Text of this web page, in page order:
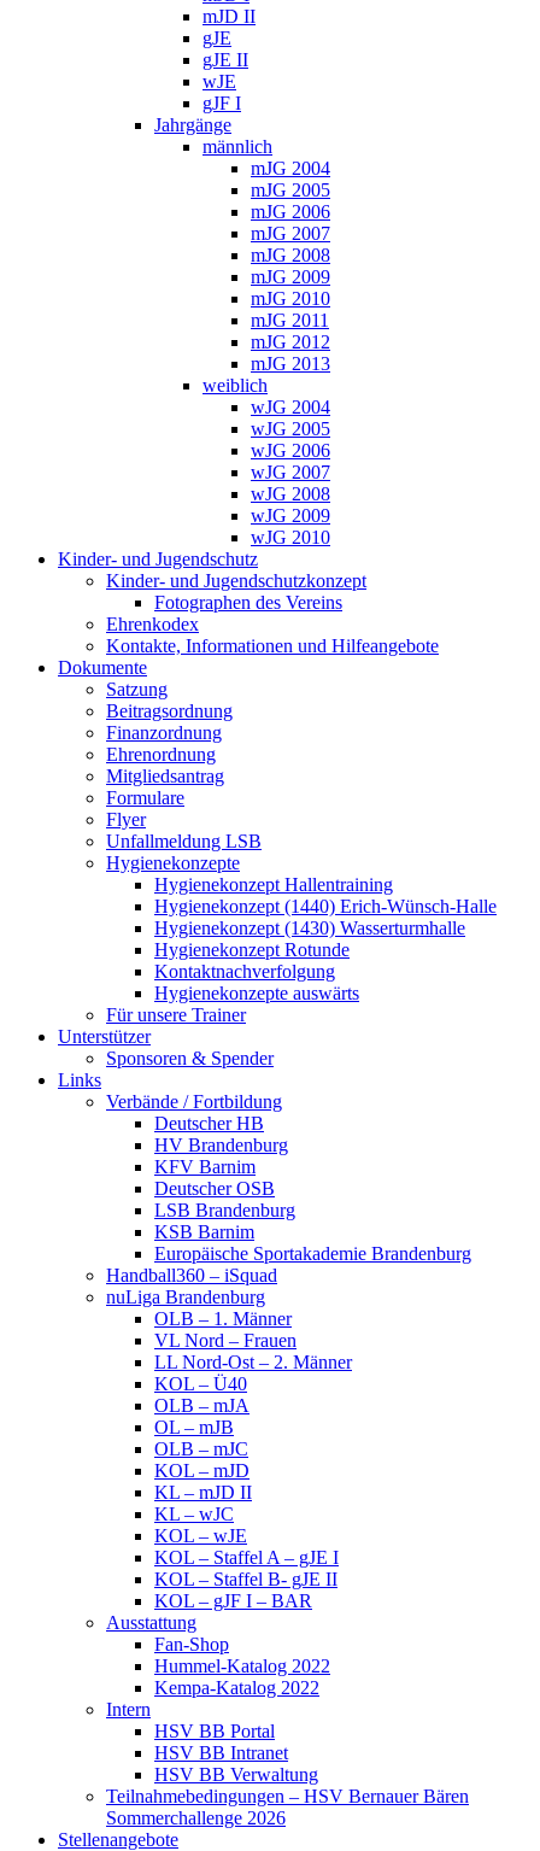
mJD II
gJE
gJE II
wJE
gJF I
Jahrgänge
männlich
mJG 2004
mJG 2005
mJG 2006
mJG 2007
mJG 2008
mJG 2009
mJG 2010
mJG 2011
mJG 2012
mJG 2013
weiblich
wJG 2004
wJG 2005
wJG 2006
wJG 2007
wJG 2008
wJG 2009
wJG 2010
Kinder- und Jugendschutz
Kinder- und Jugendschutzkonzept
Fotographen des Vereins
Ehrenkodex
Kontakte, Informationen und Hilfeangebote
Dokumente
Satzung
Beitragsordnung
Finanzordnung
Ehrenordnung
Mitgliedsantrag
Formulare
Flyer
Unfallmeldung LSB
Hygienekonzepte
Hygienekonzept Hallentraining
Hygienekonzept (1440) Erich-Wünsch-Halle
Hygienekonzept (1430) Wasserturmhalle
Hygienekonzept Rotunde
Kontaktnachverfolgung
Hygienekonzepte auswärts
Für unsere Trainer
Unterstützer
Sponsoren & Spender
Links
Verbände / Fortbildung
Deutscher HB
HV Brandenburg
KFV Barnim
Deutscher OSB
LSB Brandenburg
KSB Barnim
Europäische Sportakademie Brandenburg
Handball360 – iSquad
nuLiga Brandenburg
OLB – 1. Männer
VL Nord – Frauen
LL Nord-Ost – 2. Männer
KOL – Ü40
OLB – mJA
OL – mJB
OLB – mJC
KOL – mJD
KL – mJD II
KL – wJC
KOL – wJE
KOL – Staffel A – gJE I
KOL – Staffel B- gJE II
KOL – gJF I – BAR
Ausstattung
Fan-Shop
Hummel-Katalog 2022
Kempa-Katalog 2022
Intern
HSV BB Portal
HSV BB Intranet
HSV BB Verwaltung
Teilnahmebedingungen – HSV Bernauer Bären
Sommerchallenge 2026
Stellenangebote